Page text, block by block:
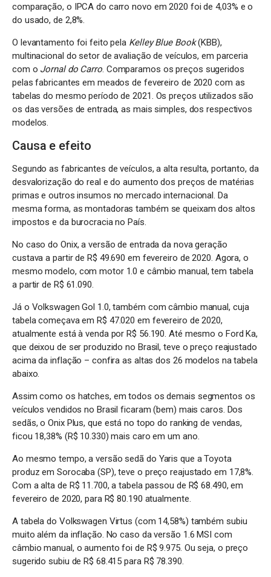
comparação, o IPCA do carro novo em 2020 foi de 4,03% e o
do usado, de 2,8%.
O levantamento foi feito pela Kelley Blue Book(KBB),
multinacional do setor de avaliação de veículos, em parceria
com o Jornal do Carro. Comparamos os preços sugeridos
pelas fabricantes em meados de fevereiro de 2020 com as
tabelas do mesmo período de 2021. Os preços utilizados são
os das versões de entrada, as mais simples, dos respectivos
modelos.
Causa e efeito
Segundo as fabricantes de veículos, a alta resulta, portanto, da
desvalorização do real e do aumento dos preços de matérias
primas e outros insumos no mercado internacional. Da
mesma forma, as montadoras também se queixam dos altos
impostos e da burocracia no País.
No caso do Onix, a versão de entrada da nova geração
custava a partir de R$ 49.690 em fevereiro de 2020. Agora, o
mesmo modelo, com motor 1.0 e câmbio manual, tem tabela
a partir de R$ 61.090.
Já o Volkswagen Gol 1.0, também com câmbio manual, cuja
tabela começava em R$ 47.020 em fevereiro de 2020,
atualmente está à venda por R$ 56.190. Até mesmo o Ford Ka,
que deixou de ser produzido no Brasil, teve o preço reajustado
acima da inflação – confira as altas dos 26 modelos na tabela
abaixo.
Assim como os hatches, em todos os demais segmentos os
veículos vendidos no Brasil ficaram (bem) mais caros. Dos
sedãs, o Onix Plus, que está no topo do ranking de vendas,
ficou 18,38% (R$ 10.330) mais caro em um ano.
Ao mesmo tempo, a versão sedã do Yaris que a Toyota
produz em Sorocaba (SP), teve o preço reajustado em 17,8%.
Com a alta de R$ 11.700, a tabela passou de R$ 68.490, em
fevereiro de 2020, para R$ 80.190 atualmente.
A tabela do Volkswagen Virtus (com 14,58%) também subiu
muito além da inflação. No caso da versão 1.6 MSI com
câmbio manual, o aumento foi de R$ 9.975. Ou seja, o preço
sugerido subiu de R$ 68.415 para R$ 78.390.